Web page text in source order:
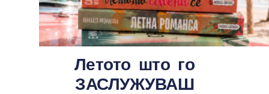
Летото што го
ЗАСЛУЖУВАШ